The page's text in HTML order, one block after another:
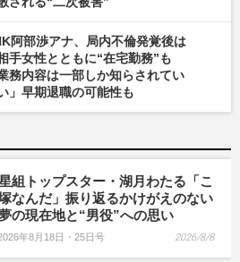
阿部渉アナ、局内不倫発覚後は
手女性とともに“在宅勤務”も
業務内容は一部しか知らされてい
」早期退職の可能性も
組トップスター・湖月わたる「こ
なんだ」振り返るかけがえのない
の現在地と“男役”への思い
年8月18日・25日号 2026/8/8